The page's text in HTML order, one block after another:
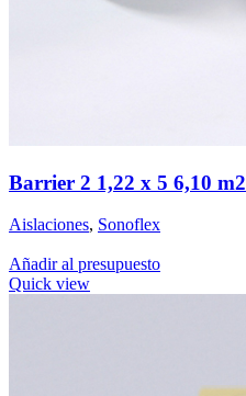
Barrier 2 1,22 x 5 6,10 m2
Aislaciones, Sonoflex
Añadir al presupuesto
Quick view